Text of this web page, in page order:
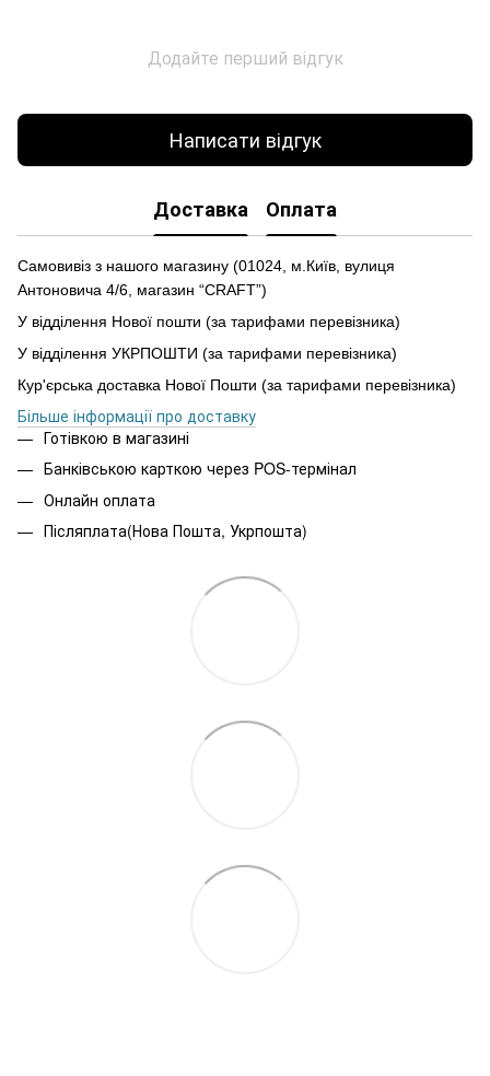
Додайте перший відгук
Написати відгук
Доставка Оплата
Самовивіз з нашого магазину (01024, м.Київ, вулиця
Антоновича 4/6, магазин “CRAFT”)
У відділення Нової пошти (за тарифами перевізника)
У відділення УКРПОШТИ (за тарифами перевізника)
Кур'єрська доставка Нової Пошти (за тарифами перевізника)
Більше інформації про доставку
Готівкою в магазині
Банківською карткою через POS-термінал
Онлайн оплата
Післяплата(Нова Пошта, Укрпошта)